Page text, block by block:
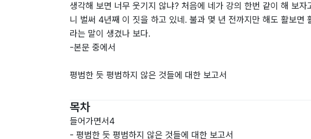
생각해 보면 너무 웃기지 않냐? 처음에 네가 강의 한번 같이 해 보
니 벌써 4년째 이 짓을 하고 있네. 불과 몇 년 전까지만 해도 활보면
라는 말이 생겼나 보다.
-본문 중에서
평범한 듯 평범하지 않은 것들에 대한 보고서
그저 올바른 인권, 제대로 된 인권을 알게 될 수 있으면 족하다 했던
궁금러의 시절부터 어느덧 장애인권강사라는 이름으로
활발히 현장을 누비게 된 지금까지도.
목차
들어가면서4
- 평범한 듯 평범하지 않은 것들에 대한 보고서